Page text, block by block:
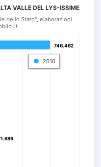
VALLE DEL LYS-ISSIME
dello Stato", elaborazioni
746.462
746.462
2010